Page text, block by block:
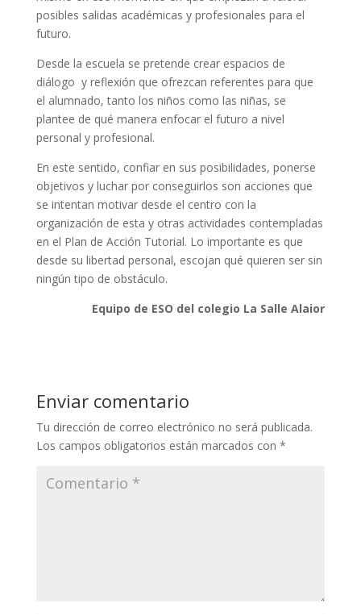
posibles salidas académicas y profesionales para el
futuro.
Desde la escuela se pretende crear espacios de
diálogo y reflexión que ofrezcan referentes para que
el alumnado, tanto los niños como las niñas, se
plantee de qué manera enfocar el futuro a nivel
personal y profesional.
En este sentido, confiar en sus posibilidades, ponerse
objetivos y luchar por conseguirlos son acciones que
se intentan motivar desde el centro con la
organización de esta y otras actividades contempladas
en el Plan de Acción Tutorial. Lo importante es que
desde su libertad personal, escojan qué quieren ser sin
ningún tipo de obstáculo.
Equipo de ESO del colegio La Salle Alaior
Enviar comentario
Tu dirección de correo electrónico no será publicada.
Los campos obligatorios están marcados con *